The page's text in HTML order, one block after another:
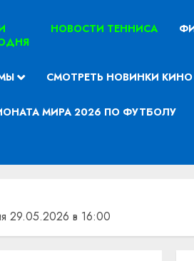
НОВОСТИ ТЕННИСА
СМОТРЕТЬ НОВИНКИ КИНО
МИРА 2026 ПО ФУТБОЛУ
29.05.2026 в 16:00